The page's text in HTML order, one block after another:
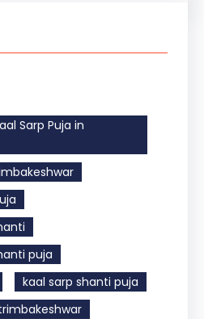
Sarp Puja in
puja
kaal sarp shanti puja